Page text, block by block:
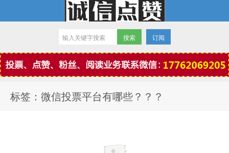
微信点赞
订阅
标签：微信投票平台有哪些？？？